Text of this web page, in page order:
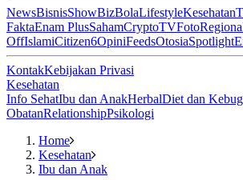
NewsBisnisShowBizBolaLifestyleKesehatan
FaktaEnam PlusSahamCryptoTVFoto
OffIslamiCitizen6OpiniFeedsOtosiaSpotlight
KontakKebijakan Privasi
Kesehatan
Info SehatIbu dan AnakHerbalDiet dan
ObatanRelationshipPsikologi
Home
Kesehatan
Ibu dan Anak